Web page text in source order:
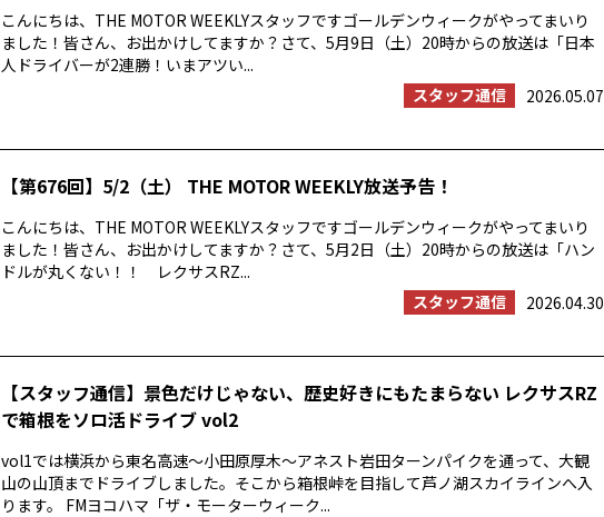
こんにちは、THE MOTOR WEEKLYスタッフですゴールデンウィークがやってまいり
ました！皆さん、お出かけしてますか？さて、5月9日（土）20時からの放送は「日本
人ドライバーが2連勝！いまアツい...
スタッフ通信
2026.05.07
【第676回】5/2（土） THE MOTOR WEEKLY放送予告！
こんにちは、THE MOTOR WEEKLYスタッフですゴールデンウィークがやってまいり
ました！皆さん、お出かけしてますか？さて、5月2日（土）20時からの放送は「ハン
ドルが丸くない！！ レクサスRZ...
スタッフ通信
2026.04.30
【スタッフ通信】景色だけじゃない、歴史好きにもたまらない レクサスRZ
で箱根をソロ活ドライブ vol2
vol1では横浜から東名高速〜小田原厚木〜アネスト岩田ターンパイクを通って、大観
山の山頂までドライブしました。そこから箱根峠を目指して芦ノ湖スカイラインへ入
ります。 FMヨコハマ「ザ・モーターウィーク...